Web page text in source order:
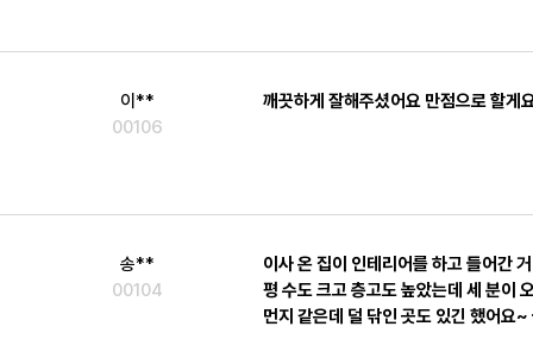
이**
00106
깨끗하게 잘해주셨어요 만점으로 할게
송**
00104
이사 온 집이 인테리어를 하고 들어간
평 수도 크고 층고도 높았는데 세 분이
먼지 같은데 덜 닦인 곳도 있긴 했어요